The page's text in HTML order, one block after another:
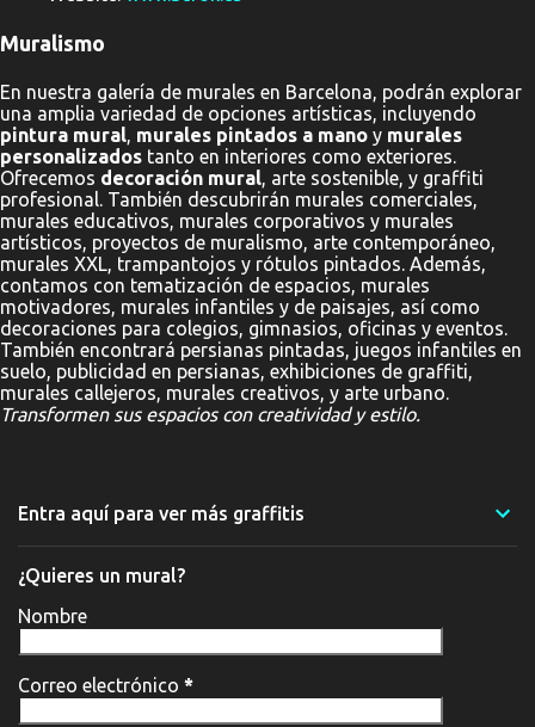
Muralismo
En nuestra galería de murales en Barcelona, podrán explorar
una amplia variedad de opciones artísticas, incluyendo
pintura mural, murales pintados a mano y murales
personalizados tanto en interiores como exteriores.
Ofrecemos decoración mural, arte sostenible, y graffiti
profesional. También descubrirán murales comerciales,
murales educativos, murales corporativos y murales
artísticos, proyectos de muralismo, arte contemporáneo,
murales XXL, trampantojos y rótulos pintados. Además,
contamos con tematización de espacios, murales
motivadores, murales infantiles y de paisajes, así como
decoraciones para colegios, gimnasios, oficinas y eventos.
También encontrará persianas pintadas, juegos infantiles en
suelo, publicidad en persianas, exhibiciones de graffiti,
murales callejeros, murales creativos, y arte urbano.
Transformen sus espacios con creatividad y estilo.
Entra aquí para ver más graffitis
¿Quieres un mural?
Nombre
Correo electrónico *